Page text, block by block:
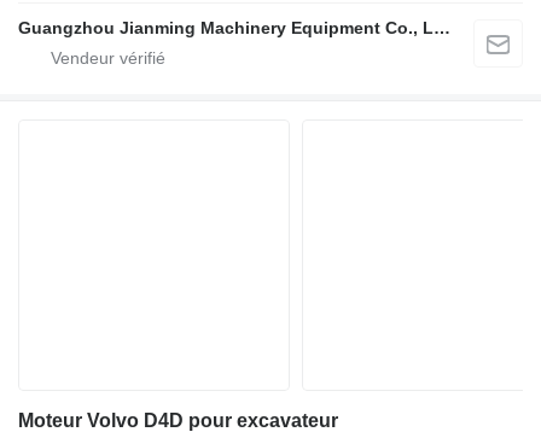
Guangzhou Jianming Machinery Equipment Co., Ltd.
Moteur Volvo D4D pour excavateur